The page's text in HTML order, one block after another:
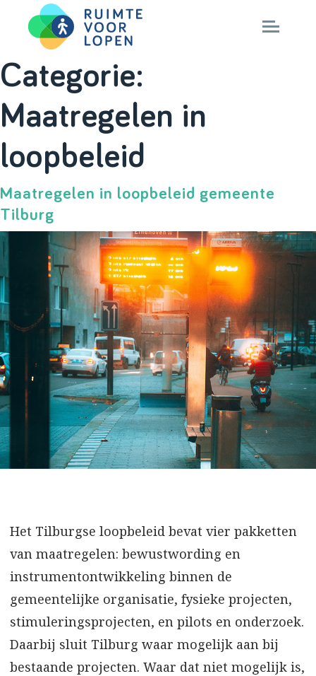
Skip
to
content
NIEUWS
MAGAZINES
Nationaal Masterplan
Categorie:
Maatregelen in
loopbeleid
Maatregelen in loopbeleid gemeente
Tilburg
Het Tilburgse loopbeleid bevat vier pakketten
van maatregelen: bewustwording en
instrumentontwikkeling binnen de
gemeentelijke organisatie, fysieke projecten,
stimuleringsprojecten, en pilots en onderzoek.
Daarbij sluit Tilburg waar mogelijk aan bij
bestaande projecten. Waar dat niet mogelijk is,